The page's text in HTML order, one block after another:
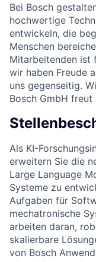
Bei Bosch
hochwertige
entwickeln, die
Menschen
Mitarbeitenden ist
wir haben Freude
uns gegenseitig.
Bosch GmbH freut
Als KI-
erweitern Sie die
Large Language
Systeme zu
Aufgaben für
mechatronische
arbeiten daran,
skalierbare
von Bosch